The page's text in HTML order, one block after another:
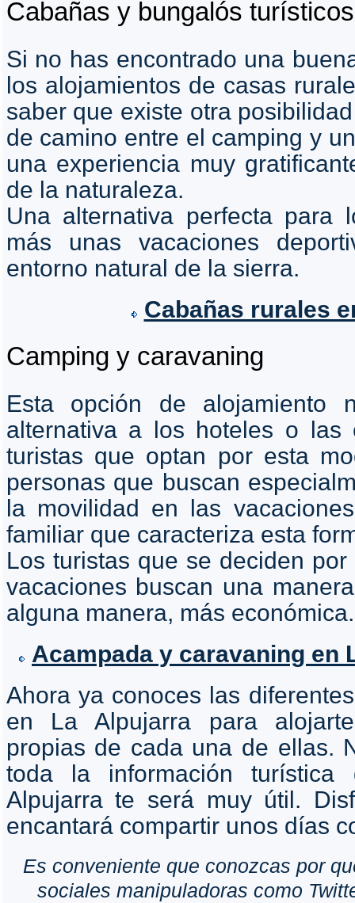
Cabañas y bungalós turísticos
Si no has encontrado una
los alojamientos de casas
saber que existe otra
de camino entre el camping y
una experiencia muy
de la naturaleza.
Una alternativa perfecta para
más unas vacaciones
entorno natural de la sierra.
Cabañas rurales
Camping y caravaning
Esta opción de alojamiento
alternativa a los hoteles o
turistas que optan por esta
personas que buscan
la movilidad en las
familiar que caracteriza esta
Los turistas que se deciden
vacaciones buscan una
alguna manera, más económica.
Acampada y caravaning en
Ahora ya conoces las
en La Alpujarra para
propias de cada una de ellas.
toda la información
Alpujarra te será muy útil.
encantará compartir unos días
Es conveniente que conozcas por
sociales manipuladoras como